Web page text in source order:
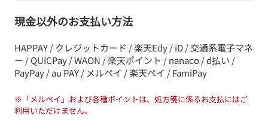
現金以外のお支払い方法
HAPPAY / クレジットカード / 楽天Edy / iD / 交通系電子マネ
ー / QUICPay / WAON / 楽天ポイント / nanaco / d払い /
PayPay / au PAY / メルペイ / 楽天ペイ / FamiPay
※ 「メルペイ」および各種ポイントは、処方箋に係るお支払にはご
利用いただけません。